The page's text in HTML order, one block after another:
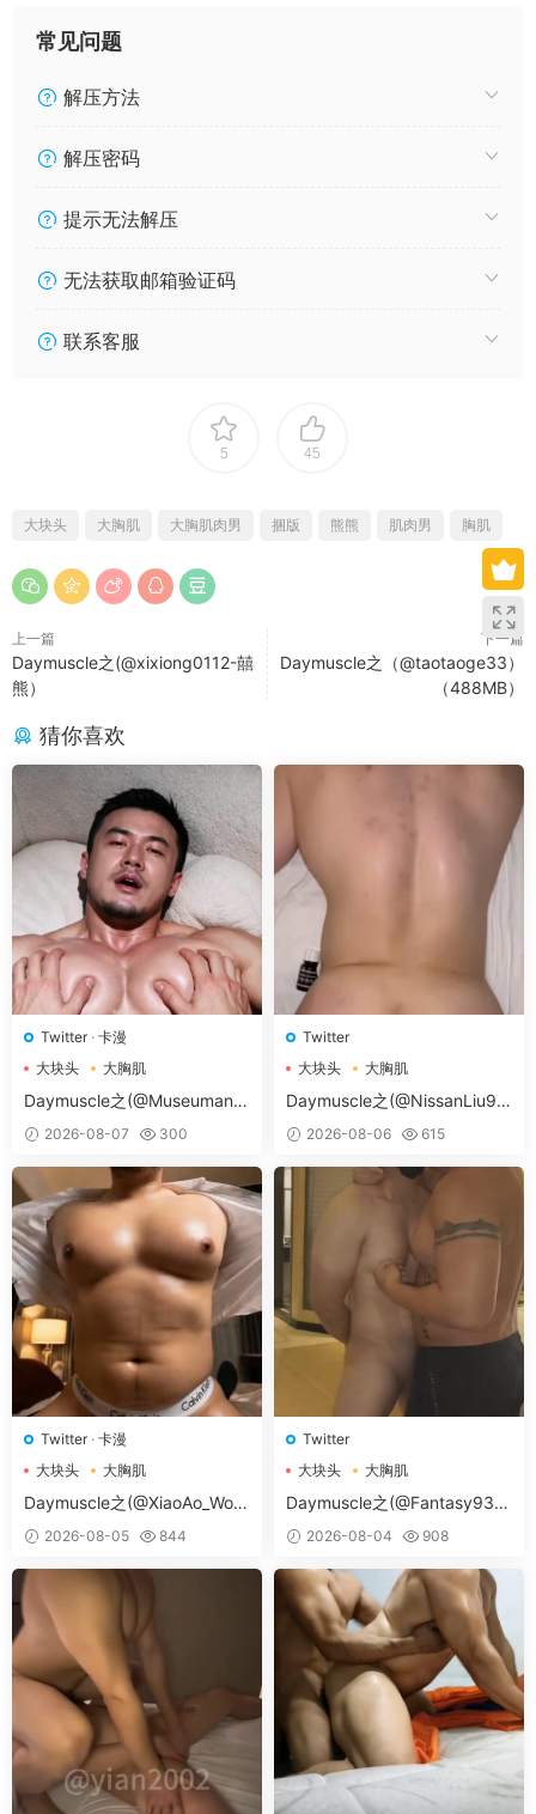
常见问题
解压方法
解压密码
提示无法解压
无法获取邮箱验证码
联系客服
5 45
大块头 大胸肌 大胸肌肉男 捆版 熊熊 肌肉男 胸肌
上一篇
Daymuscle之(@xixiong0112-囍
熊）
下一篇
Daymuscle之（@taotaoge33）
（488MB）
猜你喜欢
Twitter· 卡漫
大块头
大胸肌
大胸肌肉男
Daymuscle之(@Museumans-
@Museuman）
2026-08-07 300
Twitter
大块头
大胸肌
大胸肌肉男
Daymuscle之(@NissanLiu98
-@Nissan98）
2026-08-06 615
Twitter· 卡漫
大块头
大胸肌
大胸肌肉男
Daymuscle之(@XiaoAo_Worl
d-@XiaoAo.art）
2026-08-05 844
Twitter
大块头
大胸肌
大胸肌肉男
Daymuscle之(@Fantasy938
15579-@孔控Kong）
2026-08-04 908